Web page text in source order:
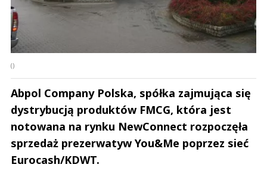
()
Abpol Company Polska, spółka zajmująca się
dystrybucją produktów FMCG, która jest
notowana na rynku NewConnect rozpoczęła
sprzedaż prezerwatyw You&Me poprzez sieć
Eurocash/KDWT.